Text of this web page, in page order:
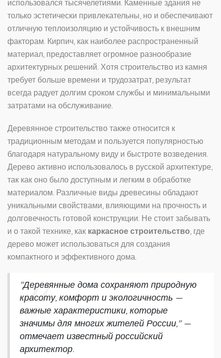
использовался тысячелетиями. Каменные здания не
только эстетически привлекательны, но и обеспечивают
отличную теплоизоляцию и устойчивость к внешним
факторам. Кирпич, как наиболее распространенный
материал, предоставляет огромное разнообразие
архитектурных решений. Хотя строительство из камня
требует больше времени и трудозатрат, результат
всегда радует долгим сроком службы и минимальными
затратами на обслуживание.
Деревянное строительство также относится к
традиционным методам и пользуется популярностью
благодаря натуральному виду и быстроте возведения.
Дерево активно использовалось в русской архитектуре,
так как оно было доступным и легким в обработке
материалом. Различные виды древесины обладают
уникальными свойствами, влияющими на прочность и
долговечность готовой конструкции. Не стоит забывать
и о такой технике, как каркасное строительство, где
дерево может использоваться для создания
компактного и эффективного дома.
"Деревянные дома сохраняют природную
красоту, комфорт и экологичность —
важные характеристики, которые
значимы для многих жителей России," —
отмечает известный российский
архитектор.